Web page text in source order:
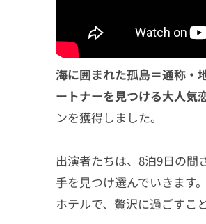
海に囲まれた孤島＝通称・
ートナーを見つける大人気
ンを獲得しました。
出演者たちは、8泊9日の
手を見つけ選んでいきます
ホテルで、贅沢に過ごすこ